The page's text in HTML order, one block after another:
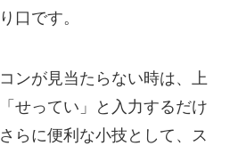
口です。
ンが見当たらない時は、上
せってい」と入力するだけ
らに便利な小技として、ス